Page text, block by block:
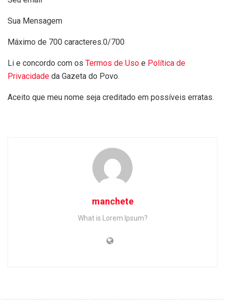
Sua Mensagem
Máximo de 700 caracteres.0/700
Li e concordo com os Termos de Uso e Política de
Privacidade da Gazeta do Povo.
Aceito que meu nome seja creditado em possíveis erratas.
manchete
What is Lorem Ipsum?